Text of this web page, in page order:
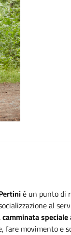
è un punto di
al
camminata
fare movimento e